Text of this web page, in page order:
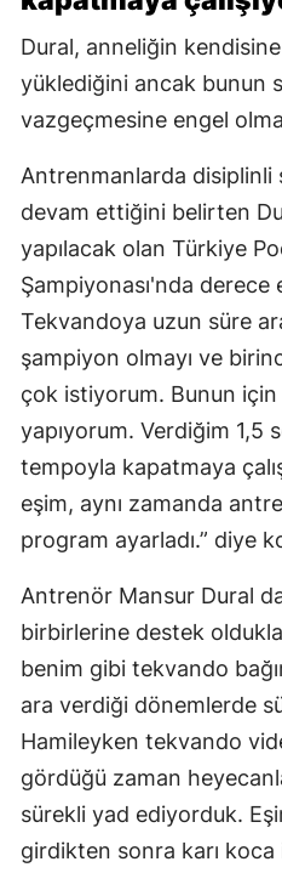
Dural, anneliğin
yüklediğini ancak bunun
vazgeçmesine engel
Antrenmanlarda disiplinli
devam ettiğini belirten
yapılacak olan Türkiye
Şampiyonası'nda derece
Tekvandoya uzun süre
şampiyon olmayı ve
çok istiyorum. Bunun
yapıyorum. Verdiğim 1,5
tempoyla kapatmaya
eşim, aynı zamanda
program ayarladı.” diye
Antrenör Mansur Dural
birbirlerine destek
benim gibi tekvando
ara verdiği dönemlerde
Hamileyken tekvando
gördüğü zaman
sürekli yad ediyorduk.
girdikten sonra karı koca